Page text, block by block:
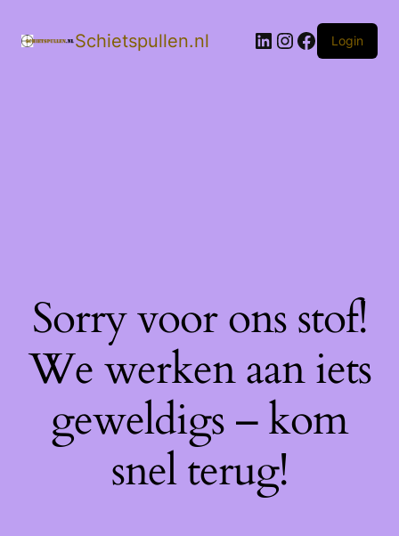
Schietspullen.nl LinkedIn
Instagram
Facebook
Login
Sorry voor ons stof!
We werken aan iets
geweldigs – kom
snel terug!